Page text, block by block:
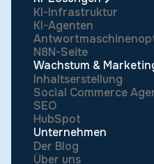
KI-Infrastruktur
KI-Agenten
N8N-Seite
Wachstum &
Inhaltserstellung
Social Commerce
SEO
HubSpot
Unternehmen
Der Blog
Über uns